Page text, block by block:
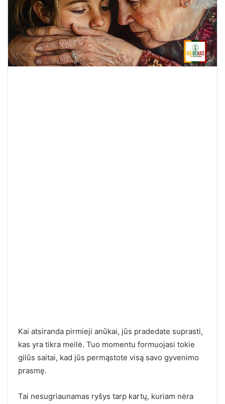
Kai atsiranda pirmieji anūkai, jūs pradedate suprasti,
kas yra tikra meilė. Tuo momentu formuojasi tokie
gilūs saitai, kad jūs permąstote visą savo gyvenimo
prasmę.
Tai nesugriaunamas ryšys tarp kartų, kuriam nėra